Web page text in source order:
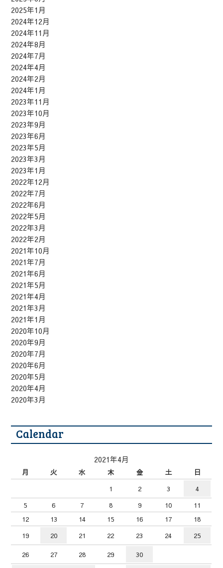
2025年1月
2024年12月
2024年11月
2024年8月
2024年7月
2024年4月
2024年2月
2024年1月
2023年11月
2023年10月
2023年9月
2023年6月
2023年5月
2023年3月
2023年1月
2022年12月
2022年7月
2022年6月
2022年5月
2022年3月
2022年2月
2021年10月
2021年7月
2021年6月
2021年5月
2021年4月
2021年3月
2021年1月
2020年10月
2020年9月
2020年7月
2020年6月
2020年5月
2020年4月
2020年3月
Calendar
2021年4月
月 火 水 木 金 土 日
1 2 3
4
5
6 7 8 9 10
11
12
13 14 15 16 17
18
19
20 21 22 23 24
25
26
27 28 29 30